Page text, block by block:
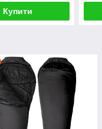
Купити